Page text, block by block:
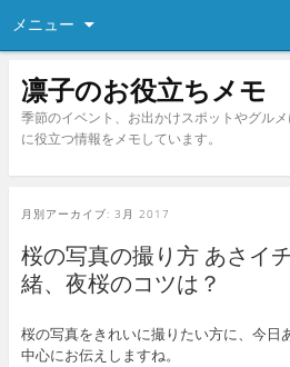
メニュー
凛子のお役立ちメモ
季節のイベント、お出かけスポットやグル
に役立つ情報をメモしています。
月別アーカイブ: 3月 2017
桜の写真の撮り方 あさイ
緒、夜桜のコツは？
桜の写真をきれいに撮りたい方に、今日
中心にお伝えしますね。